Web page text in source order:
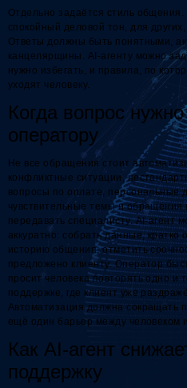
Отдельно задаётся стиль
спокойный деловой тон, для
Ответы должны быть понятными,
канцелярщины. AI-агенту можно
нужно избегать, и правила, по
уходят человеку.
Когда вопрос
оператору
Не все обращения стоит
конфликтные ситуации,
вопросы по оплате, персональные
чувствительные темы и обращения
передавать специалисту. AI-агент
аккуратно: собрать данные, кратко
историю общения, отметить
предложено клиенту. Оператор
просит человека повторять одно и
поддержке, где клиент уже
Автоматизация должна сокращать
ещё один барьер между человеком
Как AI-агент
поддержку